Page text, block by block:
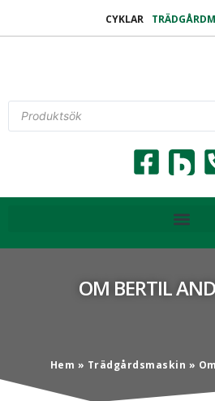
CYKLAR
OM BERTIL
Hem » Trädgårdsmaskin »